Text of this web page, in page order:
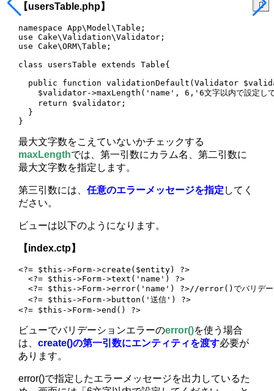
【usersTable.php】
namespace App\Model\Table;
use Cake\Validation\Validator;
use Cake\ORM\Table;
class usersTable extends Table{
public function validationDefault(Validator
$validator->maxLength('name', 6,'6文字以内で設定し
    return $validator;
  }
}
最大文字数をこえていないかチェックする
maxLengthでは、第一引数にカラム名、第二引数に
最大文字数を指定します。
第三引数には、任意のエラーメッセージを指定 してく
ださい。
ビューは以下のようになります。
【index.ctp】
<?= $this->Form->create($entity) ?>
  <?= $this->Form->text('name') ?>
<?= $this->Form->error('name') ?>//error()でバリデー
  <?= $this->Form->button('送信') ?>
<?= $this->Form->end() ?>
ビューでバリデーションエラーのerror()を使う場合
は、create()の第一引数にエンティティを渡す必要が
あります。
error()で指定したエラーメッセージを出力しているた